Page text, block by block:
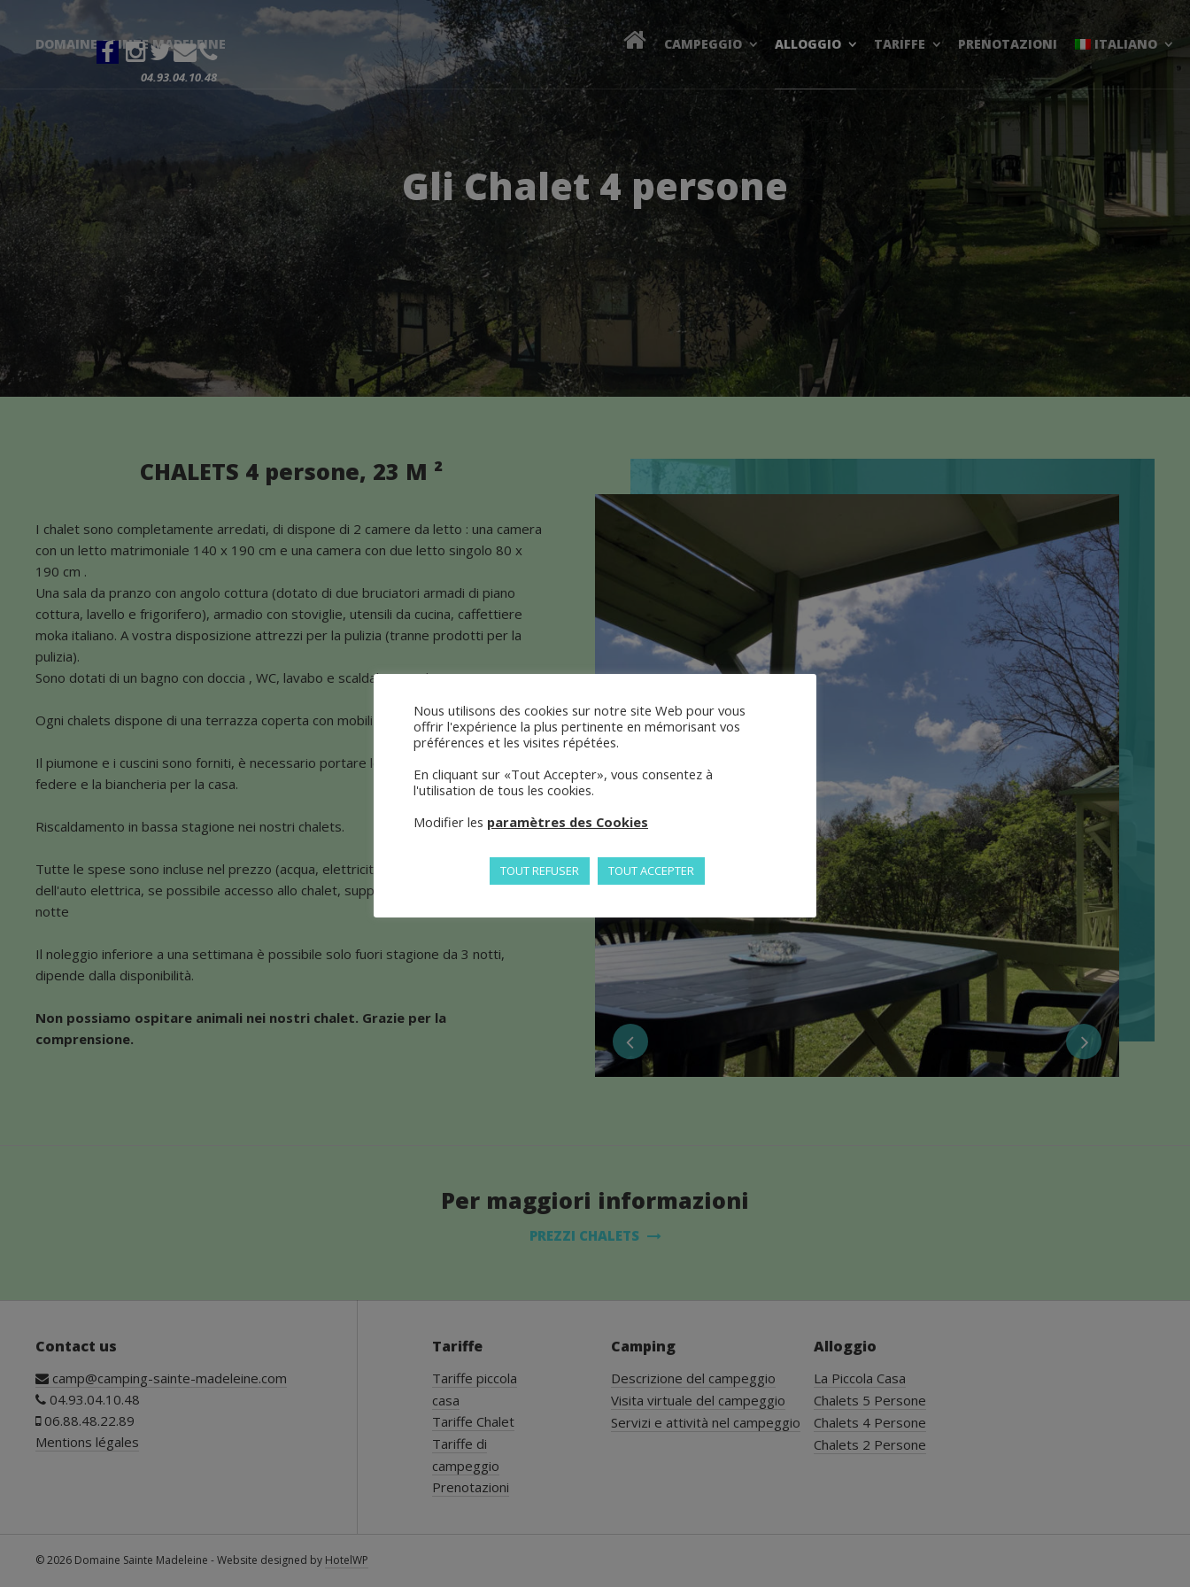
DOMAINE SAINTE MADELEINE
04.93.04.10.48
CAMPEGGIO ALLOGGIO TARIFFE PRENOTAZIONI ITALIANO
Gli Chalet 4 persone
CHALETS 4 persone, 23 M ²
I chalet sono completamente arredati, di dispone di 2 camere da letto : una camera
con un letto matrimoniale 140 x 190 cm e una camera con due letto singolo 80 x
190 cm .
Una sala da pranzo con angolo cottura (dotato di due bruciatori armadi di piano
cottura, lavello e frigorifero), armadio con stoviglie, utensili da cucina, caffettiere
moka italiano. A vostra disposizione attrezzi per la pulizia (tranne prodotti per la
pulizia).
Sono dotati di un bagno con doccia , WC, lavabo e scaldabagno elettrico.
Ogni chalets dispone di una terrazza coperta con mobili da giardino.
Il piumone e i cuscini sono forniti, è necessario portare le lenzuola (copripiumino), le
federe e la biancheria per la casa.
Riscaldamento in bassa stagione nei nostri chalets.
Tutte le spese sono incluse nel prezzo (acqua, elettricità, ecc.), ad eccezione
dell'auto elettrica, se possibile accesso allo chalet, supplemento di ricarica 10 euro a
notte
Il noleggio inferiore a una settimana è possibile solo fuori stagione da 3 notti,
dipende dalla disponibilità.
Non possiamo ospitare animali nei nostri chalet. Grazie per la
comprensione.
Per maggiori informazioni
PREZZI CHALETS
Contact us
camp@camping-sainte-madeleine.com
04.93.04.10.48
06.88.48.22.89
Mentions légales
Tariffe
Tariffe piccola
casa
Tariffe Chalet
Tariffe di
campeggio
Prenotazioni
Camping
Descrizione del campeggio
Visita virtuale del campeggio
Servizi e attività nel campeggio
Alloggio
La Piccola Casa
Chalets 5 Persone
Chalets 4 Persone
Chalets 2 Persone
© 2026 Domaine Sainte Madeleine - Website designed by HotelWP
Nous utilisons des cookies sur notre site Web pour vous
offrir l'expérience la plus pertinente en mémorisant vos
préférences et les visites répétées.
En cliquant sur «Tout Accepter», vous consentez à
l'utilisation de tous les cookies.
Modifier les paramètres des Cookies
TOUT REFUSER TOUT ACCEPTER